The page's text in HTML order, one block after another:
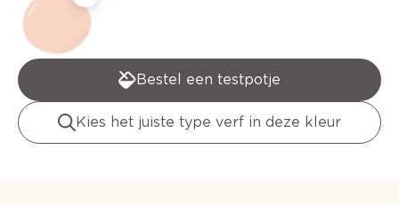
Bestel een testpotje
Kies het juiste type verf in deze kleur